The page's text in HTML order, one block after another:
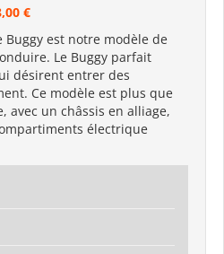
€
Buggy est notre modèle de
Le Buggy parfait
désirent entrer des
Ce modèle est plus que
avec un châssis en alliage,
électrique